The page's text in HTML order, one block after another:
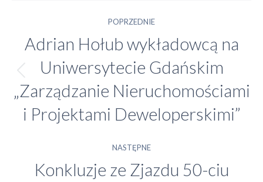
Nawigacja
wpisów
POPRZEDNIE
Poprzedni
wpis:
Adrian Hołub wykładowcą na
Uniwersytecie Gdańskim
„Zarządzanie Nieruchomościami
i Projektami Deweloperskimi”
NASTĘPNE
Konkluzje ze Zjazdu 50-ciu